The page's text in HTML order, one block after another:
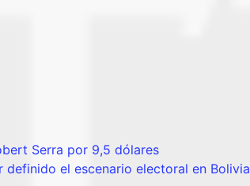
Serra por 9,5 dólares
definido el escenario electoral en Bolivia